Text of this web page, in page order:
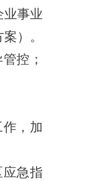
业事业
）。
控；
作 ， 加
应急指